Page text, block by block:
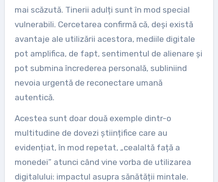
mai scăzută. Tinerii adulți sunt în mod special
vulnerabili. Cercetarea confirmă că, deși există
avantaje ale utilizării acestora, mediile digitale
pot amplifica, de fapt, sentimentul de alienare și
pot submina încrederea personală, subliniind
nevoia urgentă de reconectare umană
autentică.
Acestea sunt doar două exemple dintr-o
multitudine de dovezi științifice care au
evidențiat, în mod repetat, „cealaltă față a
monedei” atunci când vine vorba de utilizarea
digitalului: impactul asupra sănătății mintale.